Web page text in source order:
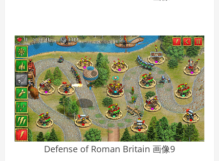
Defense of Roman Britain 画像9